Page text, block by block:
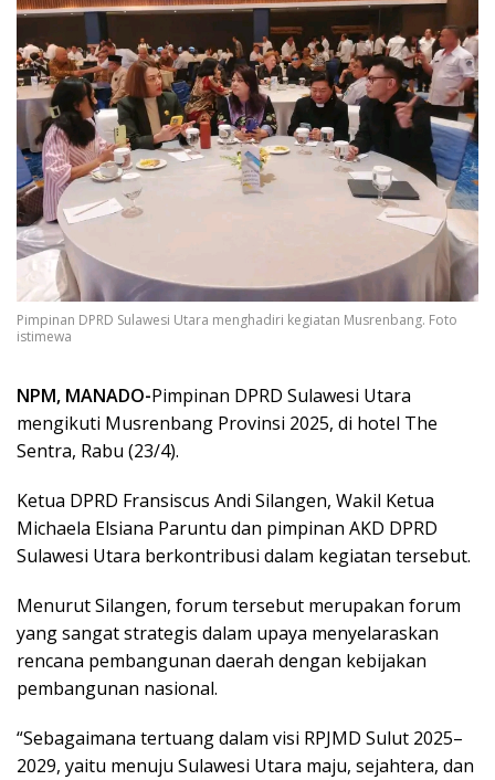
Pimpinan DPRD Sulawesi Utara menghadiri kegiatan Musrenbang. Foto
istimewa
NPM, MANADO-Pimpinan DPRD Sulawesi Utara
mengikuti Musrenbang Provinsi 2025, di hotel The
Sentra, Rabu (23/4).
Ketua DPRD Fransiscus Andi Silangen, Wakil Ketua
Michaela Elsiana Paruntu dan pimpinan AKD DPRD
Sulawesi Utara berkontribusi dalam kegiatan tersebut.
Menurut Silangen, forum tersebut merupakan forum
yang sangat strategis dalam upaya menyelaraskan
rencana pembangunan daerah dengan kebijakan
pembangunan nasional.
“Sebagaimana tertuang dalam visi RPJMD Sulut 2025–
2029, yaitu menuju Sulawesi Utara maju, sejahtera, dan